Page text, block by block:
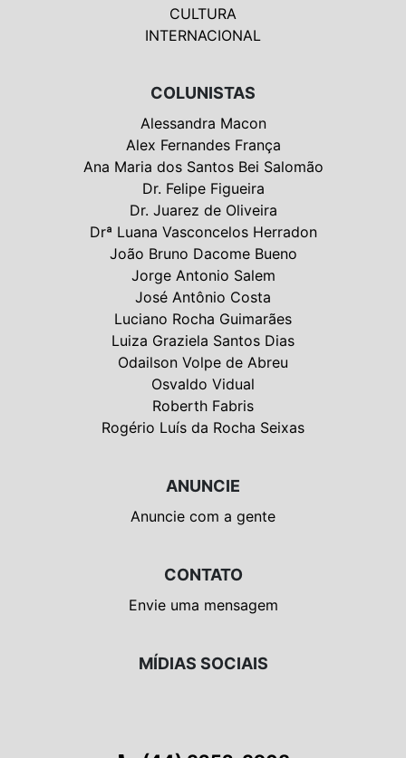
CULTURA
INTERNACIONAL
COLUNISTAS
Alessandra Macon
Alex Fernandes França
Ana Maria dos Santos Bei Salomão
Dr. Felipe Figueira
Dr. Juarez de Oliveira
Drª Luana Vasconcelos Herradon
João Bruno Dacome Bueno
Jorge Antonio Salem
José Antônio Costa
Luciano Rocha Guimarães
Luiza Graziela Santos Dias
Odailson Volpe de Abreu
Osvaldo Vidual
Roberth Fabris
Rogério Luís da Rocha Seixas
ANUNCIE
Anuncie com a gente
CONTATO
Envie uma mensagem
MÍDIAS SOCIAIS